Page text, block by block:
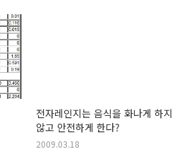
전자레인지는 음식을 화나게 하지
않고 안전하게 한다?
2009.03.18